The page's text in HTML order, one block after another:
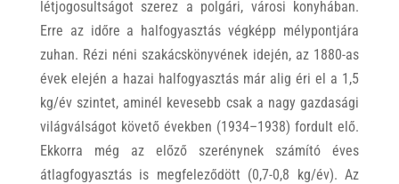
létjogosultságot szerez a polgári, városi konyhában.
Erre az időre a halfogyasztás végképp mélypontjára
zuhan. Rézi néni szakácskönyvének idején, az 1880-as
évek elején a hazai halfogyasztás már alig éri el a 1,5
kg/év szintet, aminél kevesebb csak a nagy gazdasági
világválságot követő években (1934–1938) fordult elő.
Ekkorra még az előző szerénynek számító éves
átlagfogyasztás is megfeleződött (0,7-0,8 kg/év). Az